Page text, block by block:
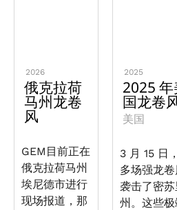
2026
俄克拉荷
马州龙卷
风
GEM目前正在
俄克拉荷马州
埃尼德市进行
现场报道，那
2025
2025 年
国龙卷
美国
3 月 15 日，
多场强龙
袭击了密苏
州。这些极